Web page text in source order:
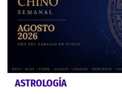
ASTROLOGÍA